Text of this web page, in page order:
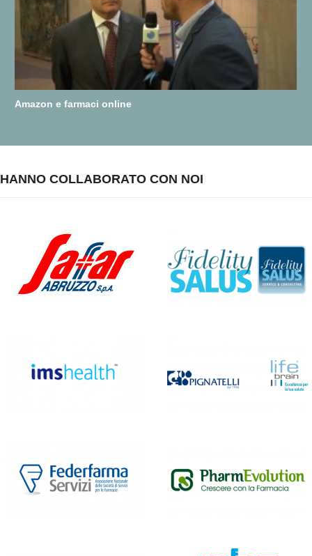
Amazon e farmaci online
HANNO COLLABORATO CON NOI